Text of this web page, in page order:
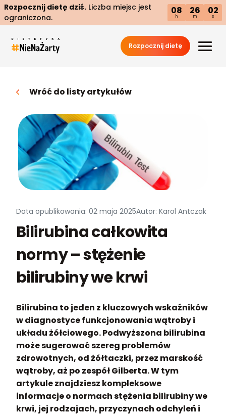
Rozpocznij dietę dziś. Liczba miejsc jest
ograniczona.
08
h
26
m
01
s
Rozpocznij dietę
Wróć do listy artykułów
Data opublikowania: 02 maja 2025Autor: Karol Antczak
Bilirubina całkowita
normy – stężenie
bilirubiny we krwi
Bilirubina to jeden z kluczowych wskaźników
w diagnostyce funkcjonowania wątroby i
układu żółciowego. Podwyższona bilirubina
może sugerować szereg problemów
zdrowotnych, od żółtaczki, przez marskość
wątroby, aż po zespół Gilberta. W tym
artykule znajdziesz kompleksowe
informacje o normach stężenia bilirubiny we
krwi, jej rodzajach, przyczynach odchyleń i